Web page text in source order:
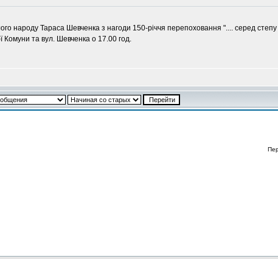
Тараса Шевченка з нагоди 150-річчя перепоховання ".... серед степу
Комуни та вул. Шевченка о 17.00 год.